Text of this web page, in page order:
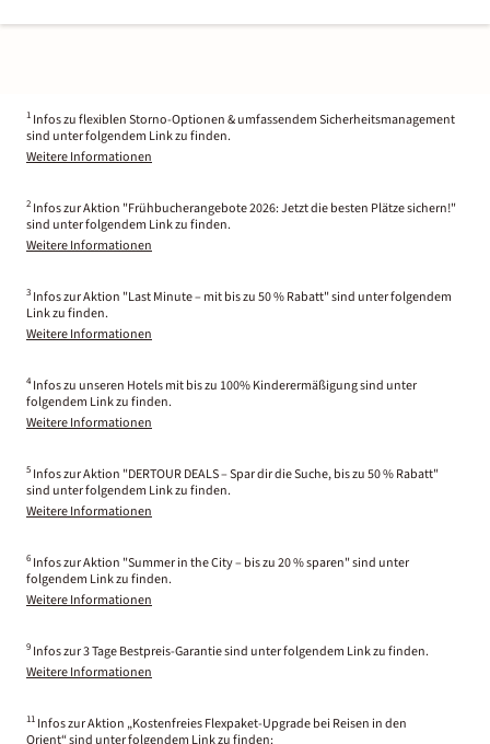
1 Infos zu flexiblen Storno-Optionen & umfassendem Sicherheitsmanagement
sind unter folgendem Link zu finden.
Weitere Informationen
2 Infos zur Aktion "Frühbucherangebote 2026: Jetzt die besten Plätze sichern!"
sind unter folgendem Link zu finden.
Weitere Informationen
3 Infos zur Aktion "Last Minute – mit bis zu 50 % Rabatt" sind unter folgendem
Link zu finden.
Weitere Informationen
4 Infos zu unseren Hotels mit bis zu 100% Kinderermäßigung sind unter
folgendem Link zu finden.
Weitere Informationen
5 Infos zur Aktion "DERTOUR DEALS – Spar dir die Suche, bis zu 50 % Rabatt"
sind unter folgendem Link zu finden.
Weitere Informationen
6 Infos zur Aktion "Summer in the City – bis zu 20 % sparen" sind unter
folgendem Link zu finden.
Weitere Informationen
9 Infos zur 3 Tage Bestpreis-Garantie sind unter folgendem Link zu finden.
Weitere Informationen
11 Infos zur Aktion „Kostenfreies Flexpaket-Upgrade bei Reisen in den
Orient“ sind unter folgendem Link zu finden: